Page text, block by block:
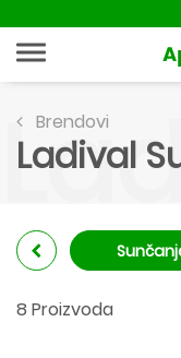
Brendovi
Ladival
8 Proizvoda